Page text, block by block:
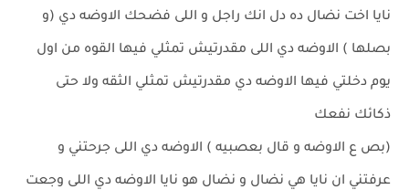
نايا اخت نضال ده دل انك راجل و اللى فضحك الاوضه دي (و
بصلها ) الاوضه دي اللى مقدرتيش تمثلي فيها القوه من اول
يوم دخلتي فيها الاوضه دي مقدرتيش تمثلي الثقه ولا حتى
ذكائك نفعك
(بص ع الاوضه و قال بعصبيه ) الاوضه دي اللى جرحتني و
عرفتني ان نايا هي نضال و نضال هو نايا الاوضه دي اللى وجعت